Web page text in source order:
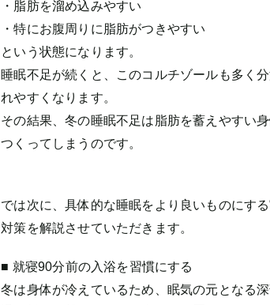
・脂肪を溜め込みやすい
・特にお腹周りに脂肪がつきやすい
という状態になります。
睡眠不足が続くと、このコルチゾールも多く
れやすくなります。
その結果、冬の睡眠不足は脂肪を蓄えやすい
つくってしまうのです。
では次に、具体的な睡眠をより良いものにす
対策を解説させていただきます。
■ 就寝90分前の入浴を習慣にする
冬は身体が冷えているため、眠気の元となる